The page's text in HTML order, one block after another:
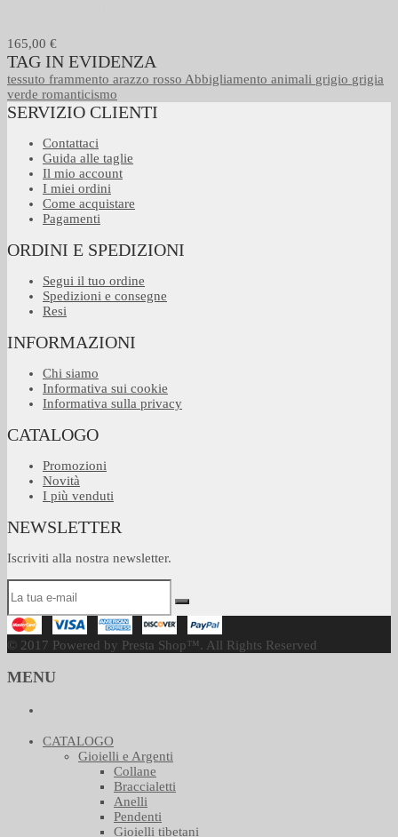
165,00 €
TAG IN EVIDENZA
tessuto frammento arazzo rosso Abbigliamento animali grigio grigia
verde romanticismo
SERVIZIO CLIENTI
Contattaci
Guida alle taglie
Il mio account
I miei ordini
Come acquistare
Pagamenti
ORDINI E SPEDIZIONI
Segui il tuo ordine
Spedizioni e consegne
Resi
INFORMAZIONI
Chi siamo
Informativa sui cookie
Informativa sulla privacy
CATALOGO
Promozioni
Novità
I più venduti
NEWSLETTER
Iscriviti alla nostra newsletter.
© 2017 Powered by Presta Shop™. All Rights Reserved
MENU
CATALOGO
Gioielli e Argenti
Collane
Braccialetti
Anelli
Pendenti
Gioielli tibetani